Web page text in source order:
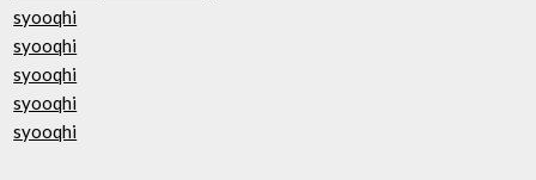
syooqhi
syooqhi
syooqhi
syooqhi
syooqhi